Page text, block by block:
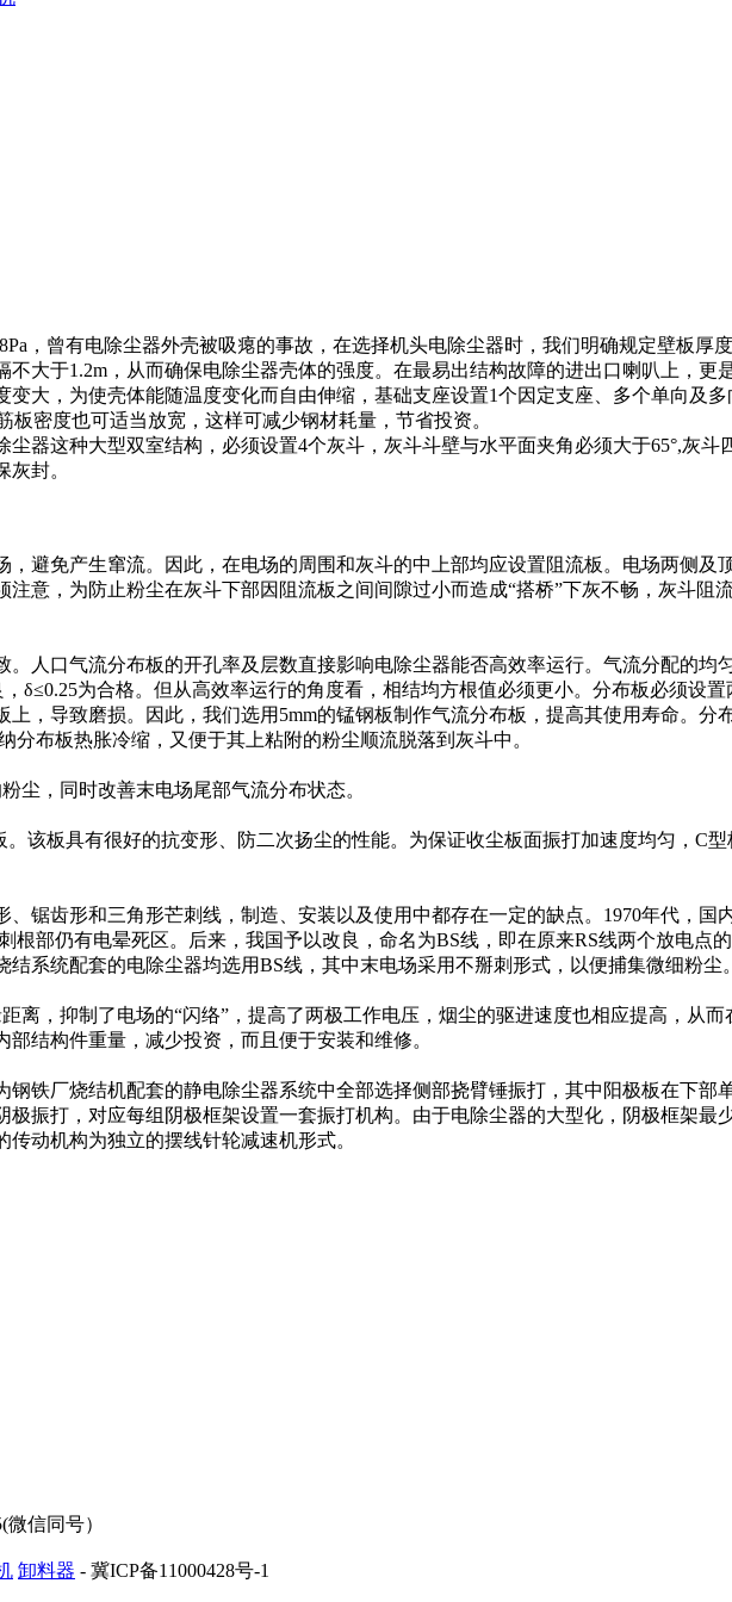
曾有电除尘器外壳被吸瘪的事故，在选择机头电除尘器时，我们明确规定壁板厚
大于1.2m，从而确保电除尘器壳体的强度。在最易出结构故障的进出口喇叭上，更
大，为使壳体能随温度变化而自由伸缩，基础支座设置1个因定支座、多个单向及
密度也可适当放宽，这样可减少钢材耗量，节省投资。
这种大型双室结构，必须设置4个灰斗，灰斗斗壁与水平面夹角必须大于65°,灰斗
封。
免产生窜流。因此，在电场的周围和灰斗的中上部均应设置阻流板。电场两侧及
意，为防止粉尘在灰斗下部因阻流板之间间隙过小而造成“搭桥”下灰不畅，灰斗阻
口气流分布板的开孔率及层数直接影响电除尘器能否高效率运行。气流分配的均
δ≤0.25为合格。但从高效率运行的角度看，相结均方根值必须更小。分布板必须设
，导致磨损。因此，我们选用5mm的锰钢板制作气流分布板，提高其使用寿命。分
布板热胀冷缩，又便于其上粘附的粉尘顺流脱落到灰斗中。
，同时改善末电场尾部气流分布状态。
该板具有很好的抗变形、防二次扬尘的性能。为保证收尘板面振打加速度均匀，C
齿形和三角形芒刺线，制造、安装以及使用中都存在一定的缺点。1970年代，国
部仍有电晕死区。后来，我国予以改良，命名为BS线，即在原来RS线两个放电点
系统配套的电除尘器均选用BS线，其中末电场采用不掰刺形式，以便捕集微细粉尘。
，抑制了电场的“闪络”，提高了两极工作电压，烟尘的驱进速度也相应提高，从而
结构件重量，减少投资，而且便于安装和维修。
厂烧结机配套的静电除尘器系统中全部选择侧部挠臂锤振打，其中阳极板在下部
振打，对应每组阴极框架设置一套振打机构。由于电除尘器的大型化，阴极框架最
动机构为独立的摆线针轮减速机形式。
微信同号）
卸料器 - 冀ICP备11000428号-1